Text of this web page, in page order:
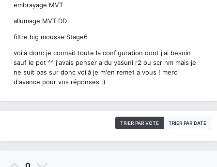
embrayage MVT
allumage MVT DD
filtre big mousse Stage6
voilà donc je connait toute la configuration dont j'ai besoin
sauf le pot ^^ j'avais penser a du yasuni r2 ou scr hm mais je
ne suit pas sur donc voilà je m'en remet a vous ! merci
d'avance pour vos réponses :)
TRIER PAR VOTE TRIER PAR DATE